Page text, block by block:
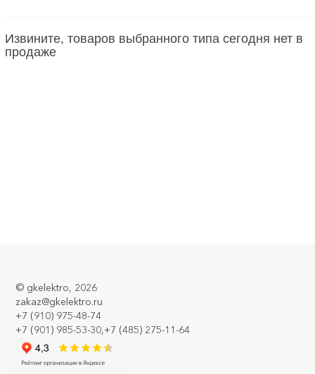
Пистолет для картриджей
Извините, товаров выбранного типа сегодня нет в
продаже
© gkelektro, 2026
zakaz@gkelektro.ru
+7 (910) 975-48-74
+7 (901) 985-53-30,+7 (485) 275-11-64